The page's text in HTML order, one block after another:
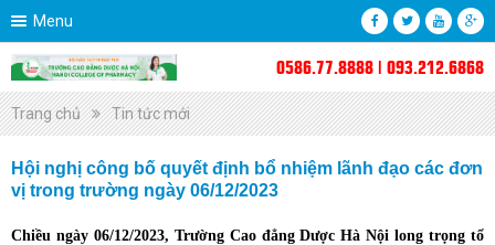
Menu
0586.77.8888 | 093.212.6868
Trang chủ Tin tức mới
Hội nghị công bố quyết định bổ nhiệm lãnh đạo các đơn
vị trong trường ngày 06/12/2023
Chiều ngày 06/12/2023, Trường Cao đẳng Dược Hà Nội long trọng tổ